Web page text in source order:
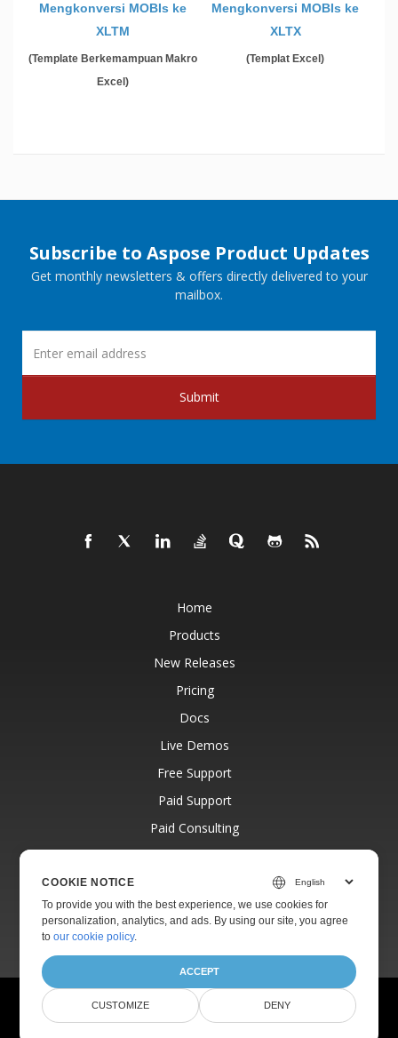
Mengkonversi MOBIs ke
XLTM
(Template Berkemampuan Makro
Excel)
Mengkonversi MOBIs ke
XLTX
(Templat Excel)
Subscribe to Aspose Product Updates
Get monthly newsletters & offers directly delivered to your
mailbox.
Submit
Home
Products
New Releases
Pricing
Docs
Live Demos
Free Support
Paid Support
Paid Consulting
Blog
About
© Aspose Pty Ltd 2001-2026.
All Rights Reserved.
Terms of use
COOKIE NOTICE
To provide you with the best experience, we use cookies for
personalization, analytics, and ads. By using our site, you agree
toour cookie policy.
ACCEPT
CUSTOMIZE DENY